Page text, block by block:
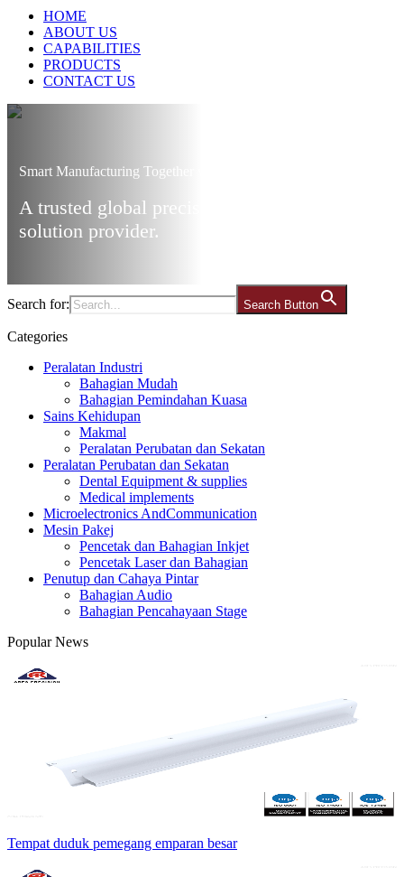
HOME
ABOUT US
CAPABILITIES
PRODUCTS
CONTACT US
Smart Manufacturing Together with Ares
A trusted global precision manufacturing
solution provider.
Search for: Search Button
Categories
Peralatan Industri
Bahagian Mudah
Bahagian Pemindahan Kuasa
Sains Kehidupan
Makmal
Peralatan Perubatan dan Sekatan
Peralatan Perubatan dan Sekatan
Dental Equipment & supplies
Medical implements
Microelectronics AndCommunication
Mesin Pakej
Pencetak dan Bahagian Inkjet
Pencetak Laser dan Bahagian
Penutup dan Cahaya Pintar
Bahagian Audio
Bahagian Pencahayaan Stage
Popular News
Tempat duduk pemegang emparan besar